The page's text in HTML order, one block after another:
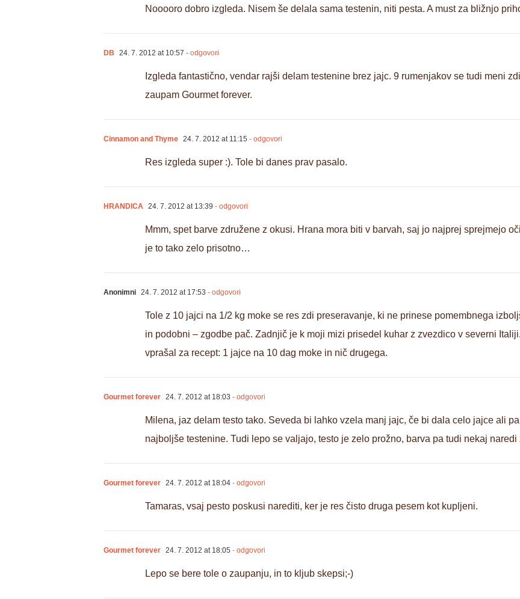
Nooooro dobro izgleda. Nisem še delala sama testenin, niti pesta. A must za bližnjo
DB 24. 7. 2012 at 10:57 - odgovori
Izgleda fantastično, vendar rajši delam testenine brez jajc. 9 rumenjakov se tudi meni
zaupam Gourmet forever.
Cinnamon and Thyme 24. 7. 2012 at 11:15 - odgovori
Res izgleda super :). Tole bi danes prav pasalo.
HRANDICA 24. 7. 2012 at 13:39 - odgovori
Mmm, spet barve združene z okusi. Hrana mora biti v barvah, saj jo najprej sprejmejo
je to tako zelo prisotno…
Anonimni 24. 7. 2012 at 17:53 - odgovori
Tole z 10 jajci na 1/2 kg moke se res zdi preseravanje, ki ne prinese pomembnega
in podobni – zgodbe pač. Zadnjič je k moji mizi prisedel kuhar z zvezdico v severni
vprašal za recept: 1 jajce na 10 dag moke in nič drugega.
Gourmet forever 24. 7. 2012 at 18:03 - odgovori
Milena, jaz delam testo tako. Seveda bi lahko vzela manj jajc, če bi dala celo jajce ali
najboljše testenine. Tudi lepo se valjajo, testo je zelo prožno, barva pa tudi nekaj naredi
Gourmet forever 24. 7. 2012 at 18:04 - odgovori
Tamaras, vsaj pesto poskusi narediti, ker je res čisto druga pesem kot kupljeni.
Gourmet forever 24. 7. 2012 at 18:05 - odgovori
Lepo se bere tole o zaupanju, in to kljub skepsi;-)